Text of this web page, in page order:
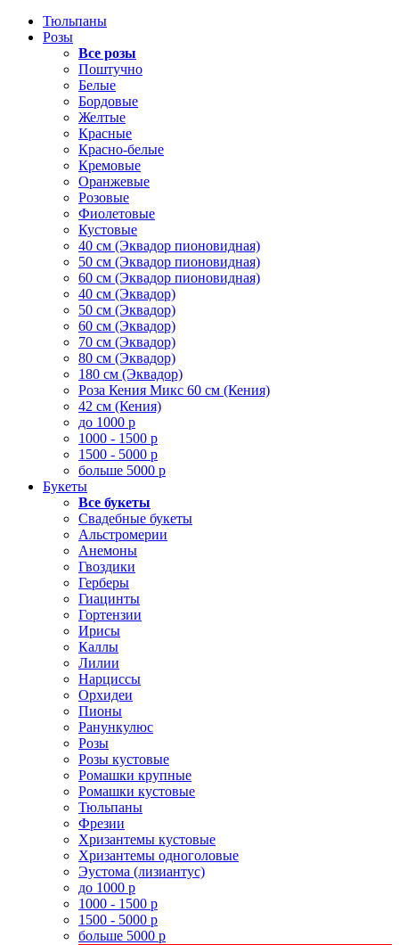
Тюльпаны
Розы
Все розы
Поштучно
Белые
Бордовые
Желтые
Красные
Красно-белые
Кремовые
Оранжевые
Розовые
Фиолетовые
Кустовые
40 см (Эквадор пионовидная)
50 см (Эквадор пионовидная)
60 см (Эквадор пионовидная)
40 см (Эквадор)
50 см (Эквадор)
60 см (Эквадор)
70 см (Эквадор)
80 см (Эквадор)
180 см (Эквадор)
Роза Кения Микс 60 см (Кения)
42 см (Кения)
до 1000 р
1000 - 1500 р
1500 - 5000 р
больше 5000 р
Букеты
Все букеты
Свадебные букеты
Альстромерии
Анемоны
Гвоздики
Герберы
Гиацинты
Гортензии
Ирисы
Каллы
Лилии
Нарциссы
Орхидеи
Пионы
Ранункулюс
Розы
Розы кустовые
Ромашки крупные
Ромашки кустовые
Тюльпаны
Фрезии
Хризантемы кустовые
Хризантемы одноголовые
Эустома (лизиантус)
до 1000 р
1000 - 1500 р
1500 - 5000 р
больше 5000 р